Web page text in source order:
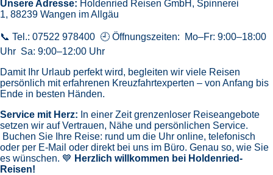
Unsere Adresse: Holdenried Reisen GmbH, Spinnerei
1, 88239 Wangen im Allgäu
📞 Tel.: 07522 978400 🕘 Öffnungszeiten: Mo–Fr: 9:00–18:00
Uhr Sa: 9:00–12:00 Uhr
Damit Ihr Urlaub perfekt wird, begleiten wir viele Reisen
persönlich mit erfahrenen Kreuzfahrtexperten – von Anfang bis
Ende in besten Händen.
Service mit Herz: In einer Zeit grenzenloser Reiseangebote
setzen wir auf Vertrauen, Nähe und persönlichen Service.
Buchen Sie Ihre Reise: rund um die Uhr online, telefonisch
oder per E-Mail oder direkt bei uns im Büro. Genau so, wie Sie
es wünschen. 💙 Herzlich willkommen bei Holdenried-
Reisen!